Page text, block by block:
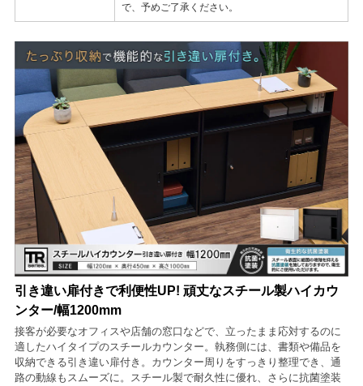
で、予めご了承ください。
引き違い扉付きで利便性UP! 頑丈なスチール製ハイカウ
ンター/幅1200mm
接客が必要なオフィスや店舗の窓口などで、立ったまま応対するのに
適したハイタイプのスチールカウンター。執務側には、書類や備品を
収納できる引き違い扉付き。カウンター周りをすっきり整理でき、通
路の動線もスムーズに。スチール製で耐久性に優れ、さらに抗菌塗装